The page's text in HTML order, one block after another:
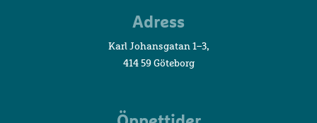
AkvarietAdress
Karl Johansgatan 1–3,
414 59 Göteborg